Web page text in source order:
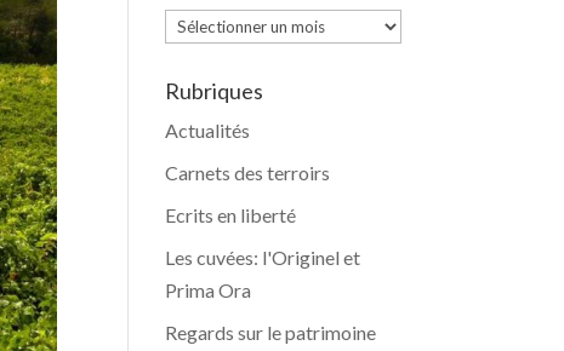
Archives
Rubriques
Actualités
Carnets des terroirs
Ecrits en liberté
Les cuvées: l'Originel et
Prima Ora
Regards sur le patrimoine